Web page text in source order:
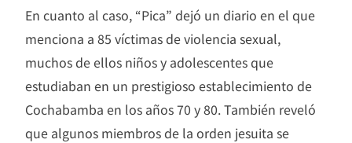
En cuanto al caso, “Pica” dejó un diario en el que
menciona a 85 víctimas de violencia sexual,
muchos de ellos niños y adolescentes que
estudiaban en un prestigioso establecimiento de
Cochabamba en los años 70 y 80. También reveló
que algunos miembros de la orden jesuita se